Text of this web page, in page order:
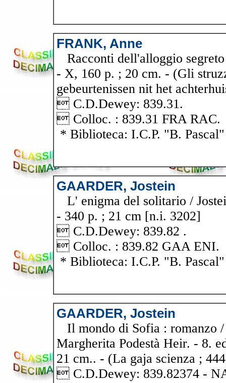
FRANK, Anne
Racconti dell'alloggio
- X, 160 p. ; 20 cm. - (Gli
gebeurtenissen nit het
 C.D.Dewey: 839.31.
 Colloc. : 839.31 FRA RAC.
* Biblioteca: I.C.P. "B. Pascal"
GAARDER, Jostein
L' enigma del solitario /
- 340 p. ; 21 cm [n.i. 3202]
 C.D.Dewey: 839.82 .
 Colloc. : 839.82 GAA ENI.
* Biblioteca: I.C.P. "B. Pascal"
GAARDER, Jostein
Il mondo di Sofia : romanzo
Margherita Podestà Heir. - 8.
21 cm.. - (La gaja scienza ;
 C.D.Dewey: 839.82374 -